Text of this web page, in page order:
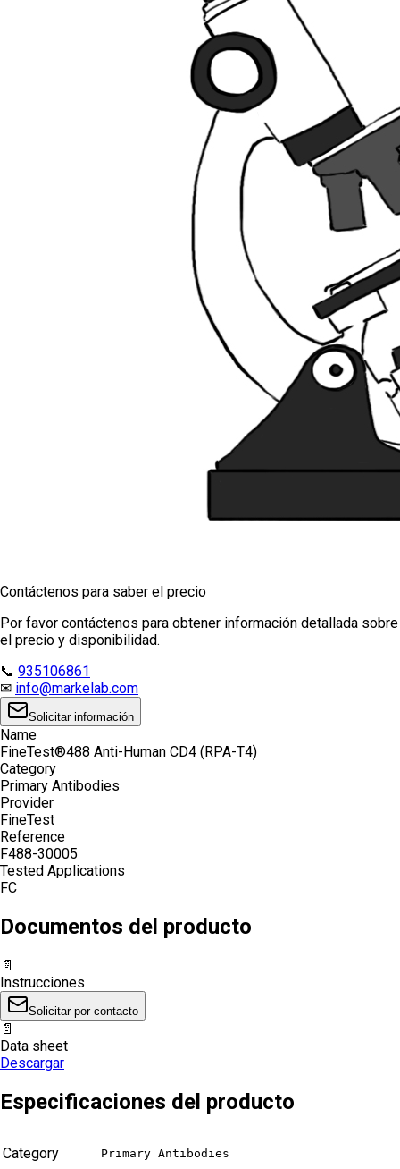
Contáctenos para saber el precio
Por favor contáctenos para obtener información detallada sobre
el precio y disponibilidad.
📞 935106861
✉ info@markelab.com
Solicitar información
Name
FineTest®488 Anti-Human CD4 (RPA-T4)
Category
Primary Antibodies
Provider
FineTest
Reference
F488-30005
Tested Applications
FC
Documentos del producto
📄
Instrucciones
Solicitar por contacto
📄
Data sheet
Descargar
Especificaciones del producto
Category Primary Antibodies